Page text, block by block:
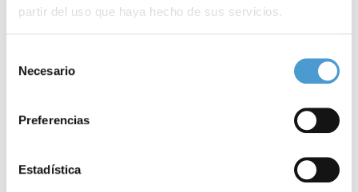
partir del uso que haya hecho de sus servicios.
de cookies
Necesario
Preferencias
Estadística
la problemática de los afectados y apuesta fuertemente por la
La Federación Española de Párkinson cuenta con proyectos
información, con la vertiente lúdica, con el medio y la naturaleza,
con la rehabilitación, o con el apoyo al familiar, entre otros. Todos
los proyectos que desarrolla llegan, finalmente, a mejorar la vida